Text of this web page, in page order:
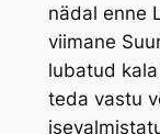
nädal enne
viimane
lubatud
teda vastu